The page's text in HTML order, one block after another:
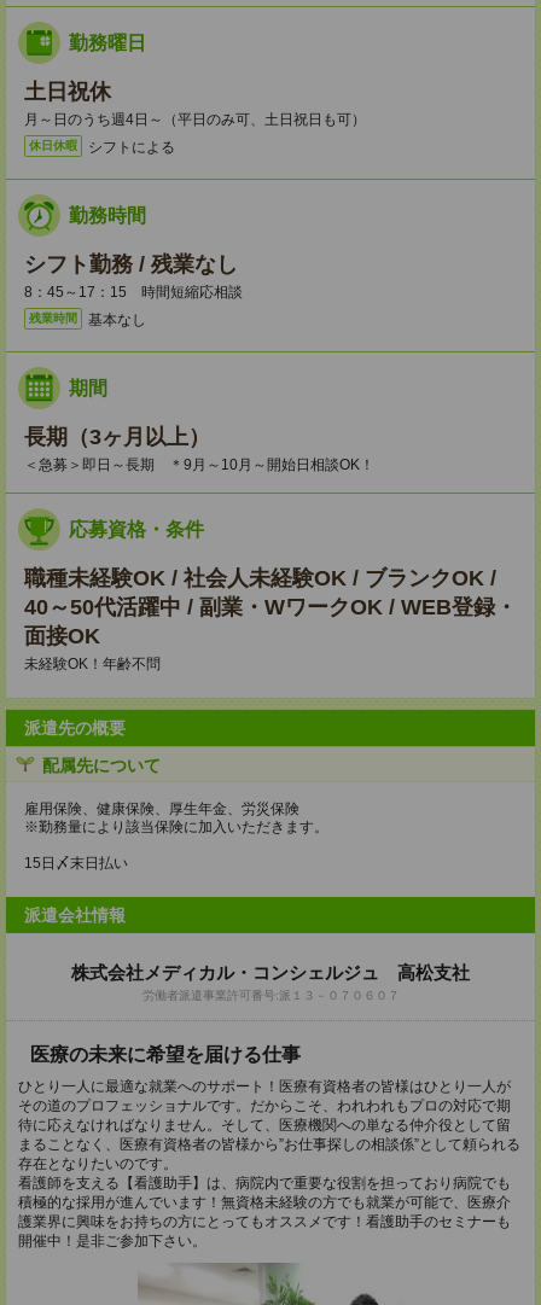
勤務曜日
土日祝休
月～日のうち週4日～（平日のみ可、土日祝日も可）
休日休暇 シフトによる
勤務時間
シフト勤務 / 残業なし
8：45～17：15 時間短縮応相談
残業時間 基本なし
期間
長期（3ヶ月以上）
＜急募＞即日～長期 ＊9月～10月～開始日相談OK！
応募資格・条件
職種未経験OK / 社会人未経験OK / ブランクOK /
40～50代活躍中 / 副業・WワークOK / WEB登録・
面接OK
未経験OK！年齢不問
派遣先の概要
配属先について
雇用保険、健康保険、厚生年金、労災保険
※勤務量により該当保険に加入いただきます。
15日〆末日払い
派遣会社情報
株式会社メディカル・コンシェルジュ 高松支社
労働者派遣事業許可番号:派１３－０７０６０７
医療の未来に希望を届ける仕事
ひとり一人に最適な就業へのサポート！医療有資格者の皆様はひとり一人が
その道のプロフェッショナルです。だからこそ、われわれもプロの対応で期
待に応えなければなりません。そして、医療機関への単なる仲介役として留
まることなく、医療有資格者の皆様から”お仕事探しの相談係”として頼られる
存在となりたいのです。
看護師を支える【看護助手】は、病院内で重要な役割を担っており病院でも
積極的な採用が進んでいます！無資格未経験の方でも就業が可能で、医療介
護業界に興味をお持ちの方にとってもオススメです！看護助手のセミナーも
開催中！是非ご参加下さい。